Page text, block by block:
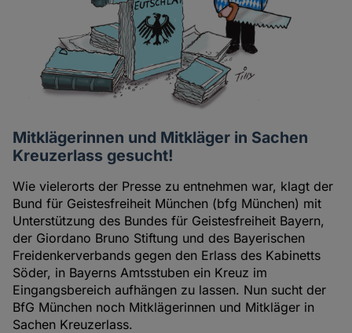
Mitklägerinnen und Mitkläger in Sachen
Kreuzerlass gesucht!
Wie vielerorts der Presse zu entnehmen war, klagt der
Bund für Geistesfreiheit München (bfg München) mit
Unterstützung des Bundes für Geistesfreiheit Bayern,
der Giordano Bruno Stiftung und des Bayerischen
Freidenkerverbands gegen den Erlass des Kabinetts
Söder, in Bayerns Amtsstuben ein Kreuz im
Eingangsbereich aufhängen zu lassen. Nun sucht der
BfG München noch Mitklägerinnen und Mitkläger in
Sachen Kreuzerlass.